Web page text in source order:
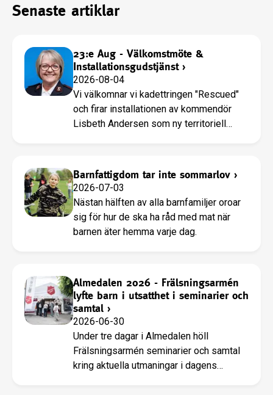
Senaste artiklar
23:e Aug - Välkomstmöte &
Installationsgudstjänst›
2026-08-04
Vi välkomnar vi kadettringen "Rescued"
och firar installationen av kommendör
Lisbeth Andersen som ny territoriell
Barnfattigdom tar inte sommarlov ›
2026-07-03
Nästan hälften av alla barnfamiljer oroar
sig för hur de ska ha råd med mat när
barnen äter hemma varje dag.
Almedalen 2026 - Frälsningsarmén
lyfte barn i utsatthet i seminarier och
samtal ›
2026-06-30
Under tre dagar i Almedalen höll
Frälsningsarmén seminarier och samtal
kring aktuella utmaningar i dagens